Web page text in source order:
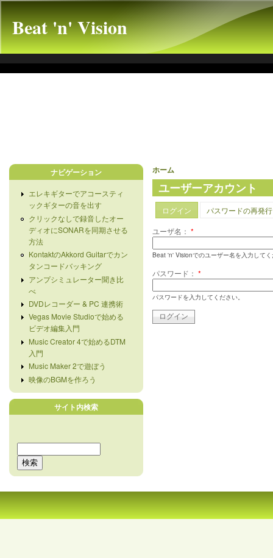
Beat 'n' Vision
ナビゲーション
エレキギターでアコースティ
ックギターの音を出す
クリックなしで録音したオー
ディオにSONARを同期させる
方法
KontaktのAkkord Guitarでカン
タンコードバッキング
アンプシミュレーター聞き比
べ
DVDレコーダー & PC 連携術
Vegas Movie Studioで始める
ビデオ編集入門
Music Creator 4で始めるDTM
入門
Music Maker 2で遊ぼう
映像のBGMを作ろう
サイト内検索
ホーム
ユーザーアカウント
ログイン
パスワードの再発行
ユーザ名： *
Beat 'n' Visionでのユーザー名を入力して
パスワード： *
パスワードを入力してください。